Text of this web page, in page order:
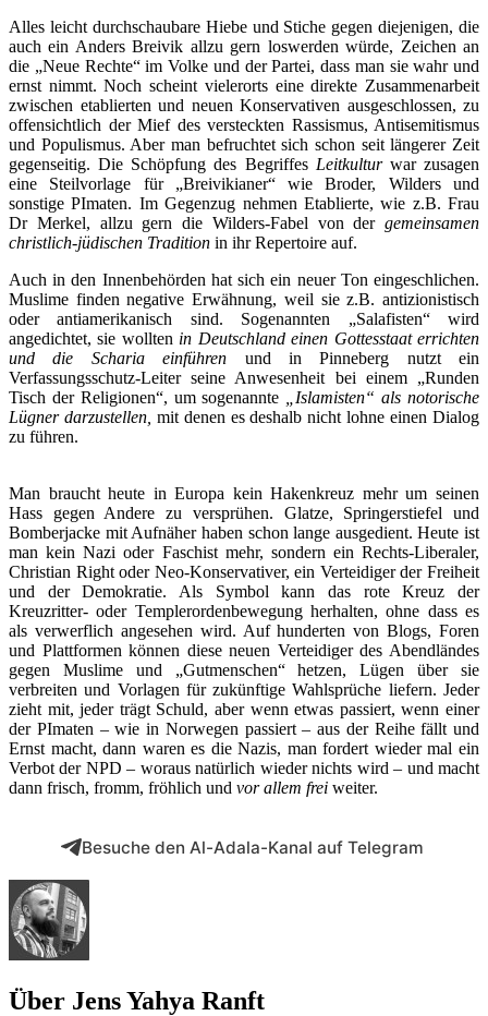
Alles leicht durchschaubare Hiebe und Stiche gegen diejenigen, die
auch ein Anders Breivik allzu gern loswerden würde, Zeichen an
die „Neue Rechte“ im Volke und der Partei, dass man sie wahr und
ernst nimmt. Noch scheint vielerorts eine direkte Zusammenarbeit
zwischen etablierten und neuen Konservativen ausgeschlossen, zu
offensichtlich der Mief des versteckten Rassismus, Antisemitismus
und Populismus. Aber man befruchtet sich schon seit längerer Zeit
gegenseitig. Die Schöpfung des Begriffes Leitkulturwar zusagen
eine Steilvorlage für „Breivikianer“ wie Broder, Wilders und
sonstige PImaten. Im Gegenzug nehmen Etablierte, wie z.B. Frau
Dr Merkel, allzu gern die Wilders-Fabel von der gemeinsamen
christlich-jüdischen Tradition in ihr Repertoire auf.
Auch in den Innenbehörden hat sich ein neuer Ton eingeschlichen.
Muslime finden negative Erwähnung, weil sie z.B. antizionistisch
oder antiamerikanisch sind. Sogenannten „Salafisten“ wird
angedichtet, sie wollten in Deutschland einen Gottesstaat errichten
und die Scharia einführen und in Pinneberg nutzt ein
Verfassungsschutz-Leiter seine Anwesenheit bei einem „Runden
Tisch der Religionen“, um sogenannte „Islamisten“ als notorische
Lügner darzustellen, mit denen es deshalb nicht lohne einen Dialog
zu führen.
Man braucht heute in Europa kein Hakenkreuz mehr um seinen
Hass gegen Andere zu versprühen. Glatze, Springerstiefel und
Bomberjacke mit Aufnäher haben schon lange ausgedient. Heute ist
man kein Nazi oder Faschist mehr, sondern ein Rechts-Liberaler,
Christian Right oder Neo-Konservativer, ein Verteidiger der Freiheit
und der Demokratie. Als Symbol kann das rote Kreuz der
Kreuzritter- oder Templerordenbewegung herhalten, ohne dass es
als verwerflich angesehen wird. Auf hunderten von Blogs, Foren
und Plattformen können diese neuen Verteidiger des Abendländes
gegen Muslime und „Gutmenschen“ hetzen, Lügen über sie
verbreiten und Vorlagen für zukünftige Wahlsprüche liefern. Jeder
zieht mit, jeder trägt Schuld, aber wenn etwas passiert, wenn einer
der PImaten – wie in Norwegen passiert – aus der Reihe fällt und
Ernst macht, dann waren es die Nazis, man fordert wieder mal ein
Verbot der NPD – woraus natürlich wieder nichts wird – und macht
dann frisch, fromm, fröhlich und vor allem frei weiter.
Besuche den Al-Adala-Kanal auf Telegram
Über Jens Yahya Ranft